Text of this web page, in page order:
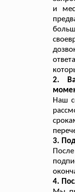
и
2.
Наш
3.
4.